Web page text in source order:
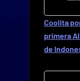
Coolita
primera
de